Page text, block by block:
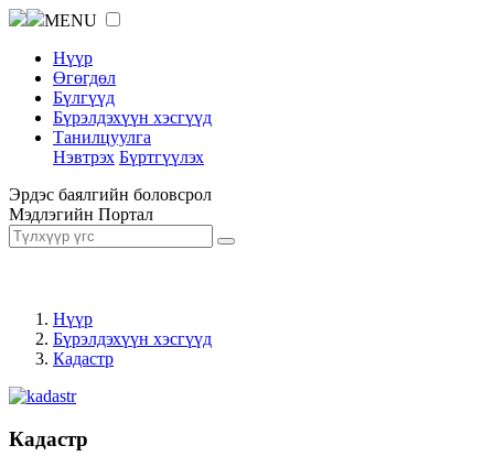
MENU
Нүүр
Өгөгдөл
Бүлгүүд
Бүрэлдэхүүн хэсгүүд
Танилцуулга
Нэвтрэх Бүртгүүлэх
Эрдэс баялгийн боловсрол
Мэдлэгийн Портал
Нүүр
Бүрэлдэхүүн хэсгүүд
Кадастр
Кадастр